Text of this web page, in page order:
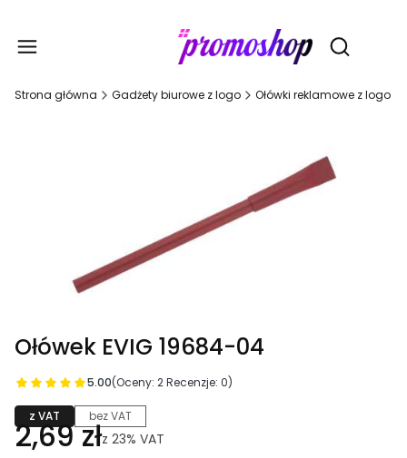
Otwórz
Strona główna Gadżety biurowe z logo Ołówki reklamowe z logo
Ołówek EVIG 19684-04
5.00(Oceny: 2 Recenzje: 0)
z VAT bez VAT
2,69 złz 23% VAT